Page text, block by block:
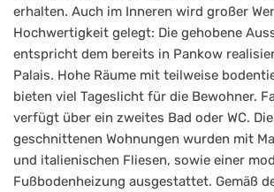
erhalten. Auch im Inneren wird großer
Hochwertigkeit gelegt: Die gehobene
entspricht dem bereits in Pankow
Palais. Hohe Räume mit teilweise
bieten viel Tageslicht für die Bewohner.
verfügt über ein zweites Bad oder WC.
geschnittenen Wohnungen wurden mit
und italienischen Fliesen, sowie einer
Fußbodenheizung ausgestattet. Gemäß